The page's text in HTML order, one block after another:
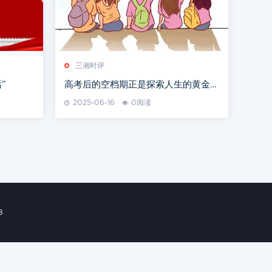
三湘时评
高考后的空档期正是探索人生的黄金窗
2025-06-16 0阅读